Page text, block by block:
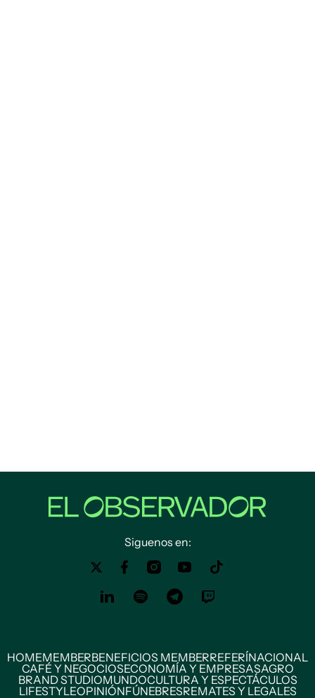
Siguenos en:
HOMEMEMBERBENEFICIOS MEMBERREFERÍNACIONAL
CAFÉ Y NEGOCIOSECONOMÍA Y EMPRESASAGRO
BRAND STUDIOMUNDOCULTURA Y ESPECTÁCULOS
LIFESTYLEOPINIÓNFÚNEBRESREMATES Y LEGALES